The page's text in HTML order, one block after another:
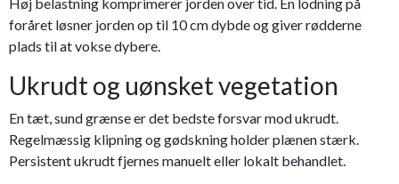
foråret løsner jorden op til 10 cm dybde og giver rødderne
plads til at vokse dybere.
Ukrudt og uønsket vegetation
En tæt, sund grænse er det bedste forsvar mod ukrudt.
Regelmæssig klipning og gødskning holder plænen stærk.
Persistent ukrudt fjernes manuelt eller lokalt behandlet.